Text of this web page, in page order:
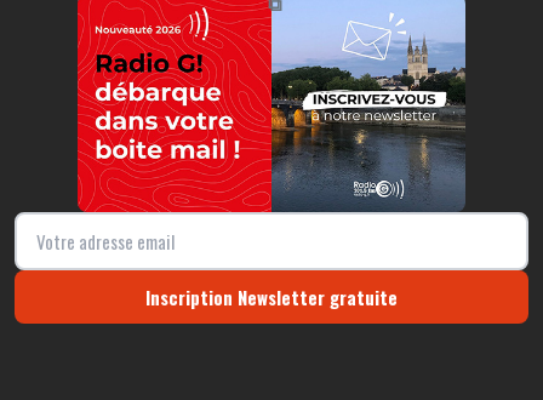
Inscription Newsletter gratuite